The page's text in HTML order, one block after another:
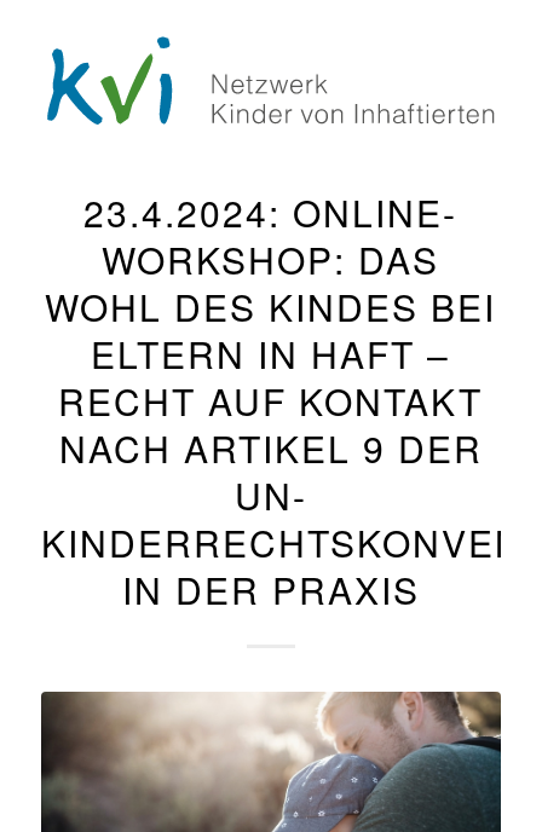
23.4.2024: ONLINE-
WORKSHOP: DAS
WOHL DES KINDES BEI
ELTERN IN HAFT –
RECHT AUF KONTAKT
NACH ARTIKEL 9 DER
UN-
IN DER PRAXIS